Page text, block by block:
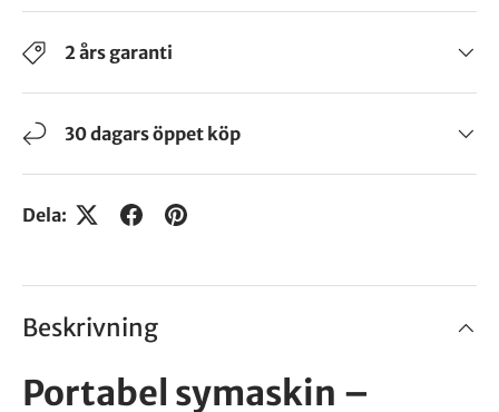
2 års garanti
30 dagars öppet köp
Dela:
Beskrivning
Portabel symaskin –